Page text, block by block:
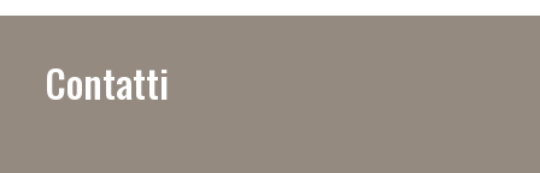
Contatti